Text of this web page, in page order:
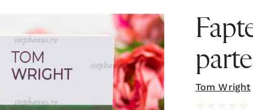
Tom Wright